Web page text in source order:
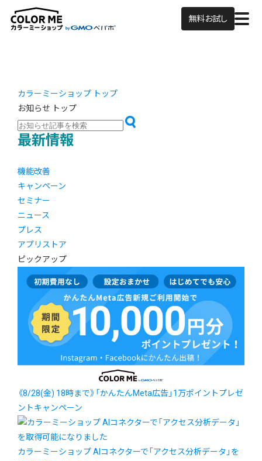
無料お試し
カラーミーショップ トップ
お知らせ トップ
最新情報
機能改善
キャンペーン
セミナー
ニュース
プレス
アプリストア
ピックアップ
《8/28(金) 18時まで》「かんたんMeta広告」1万ポイントプレゼ
ントキャンペーン
カラーミーショップ AIコネクターで「アクセス分析データ」を